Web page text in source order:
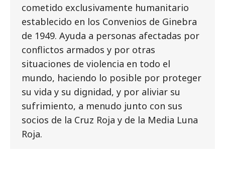
cometido exclusivamente humanitario
establecido en los Convenios de Ginebra
de 1949. Ayuda a personas afectadas por
conflictos armados y por otras
situaciones de violencia en todo el
mundo, haciendo lo posible por proteger
su vida y su dignidad, y por aliviar su
sufrimiento, a menudo junto con sus
socios de la Cruz Roja y de la Media Luna
Roja.